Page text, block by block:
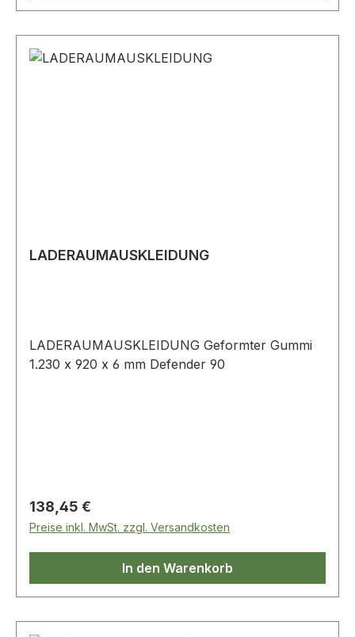
LADERAUMAUSKLEIDUNG
LADERAUMAUSKLEIDUNG Geformter Gummi
1.230 x 920 x 6 mm Defender 90
Regulärer Preis:
138,45 €
Preise inkl. MwSt. zzgl. Versandkosten
In den Warenkorb